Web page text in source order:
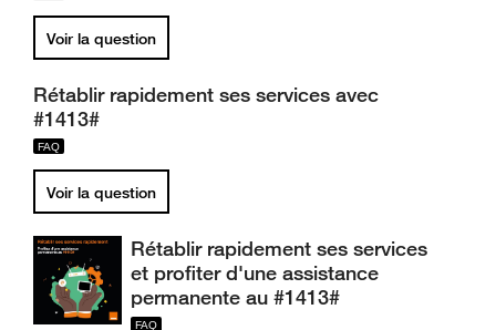
Voir la question
Rétablir rapidement ses services avec
#1413#
Voir la question
Rétablir rapidement ses services
et profiter d'une assistance
permanente au #1413#